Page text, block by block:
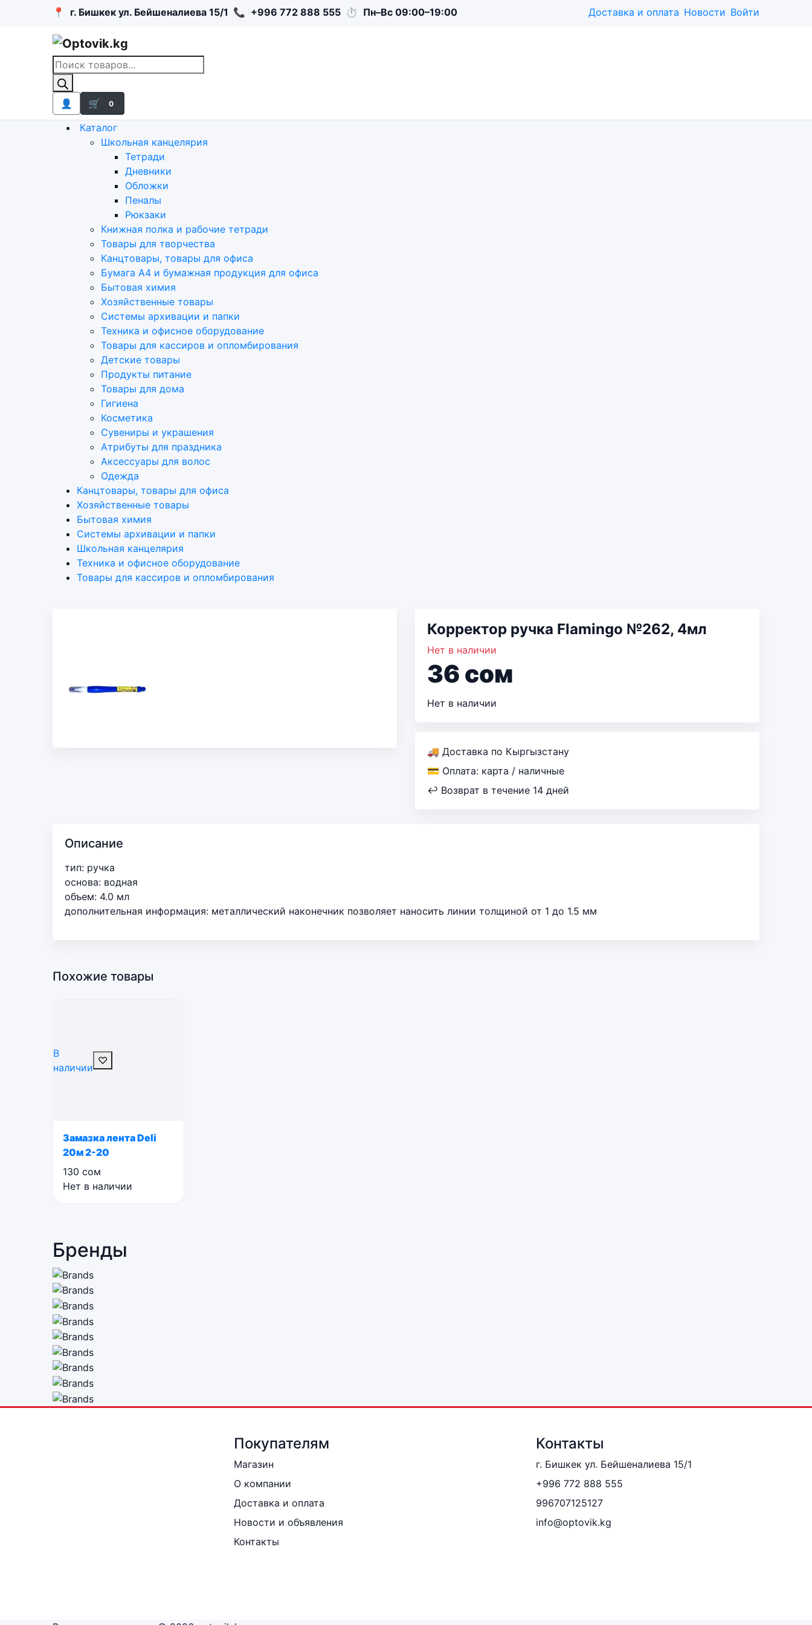
📍 г. Бишкек ул. Бейшеналиева 15/1 📞 +996 772 888 555 ⏱ Пн–Вс 09:00–19:00 Доставка и оплата Новости Войти
Поиск
товаров
👤 🛒 0
Каталог
Школьная канцелярия
Тетради
Дневники
Обложки
Пеналы
Рюкзаки
Книжная полка и рабочие тетради
Товары для творчества
Канцтовары, товары для офиса
Бумага А4 и бумажная продукция для офиса
Бытовая химия
Хозяйственные товары
Системы архивации и папки
Техника и офисное оборудование
Товары для кассиров и опломбирования
Детские товары
Продукты питание
Товары для дома
Гигиена
Косметика
Сувениры и украшения
Атрибуты для праздника
Аксеcсуары для волос
Одежда
Канцтовары, товары для офиса
Хозяйственные товары
Бытовая химия
Системы архивации и папки
Школьная канцелярия
Техника и офисное оборудование
Товары для кассиров и опломбирования
Корректор ручка Flamingo №262, 4мл
Нет в наличии
36 сом
Нет в наличии
🚚 Доставка по Кыргызстану
💳 Оплата: карта / наличные
↩ Возврат в течение 14 дней
Описание
тип: ручка
основа: водная
объем: 4.0 мл
дополнительная информация: металлический наконечник позволяет наносить линии толщиной от 1 до 1.5 мм
Похожие товары
В
наличии
♡
Замазка лента Deli
20м 2-20
130 сом
Нет в наличии
Бренды
Покупателям
Магазин
О компании
Доставка и оплата
Новости и объявления
Контакты
Контакты
г. Бишкек ул. Бейшеналиева 15/1
+996 772 888 555
996707125127
info@optovik.kg